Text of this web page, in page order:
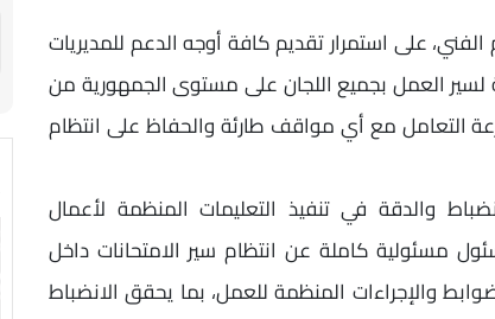
الفني، على استمرار تقديم كافة أوجه الدعم للمديريات
لسير العمل بجميع اللجان على مستوى الجمهورية من
التعامل مع أي مواقف طارئة والحفاظ على انتظام
والدقة في تنفيذ التعليمات المنظمة لأعمال
مسئولية كاملة عن انتظام سير الامتحانات داخل
والإجراءات المنظمة للعمل، بما يحقق الانضباط